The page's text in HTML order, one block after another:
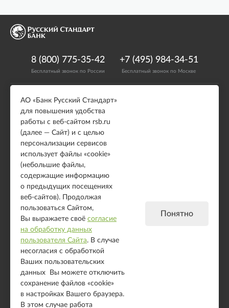
8 (800) 775-35-42
Бесплатный звонок по России
+7 (495) 984-34-51
Бесплатный звонок по Москве
Возможности
Модули для CMS
Выставление счета
HTML форма
IFRAME форма
JSON API
Полезное
Примеры использования
Холдирование средств
Демо-версия
© АО «Банк Русский Стандарт». Универсальная лицензия Банка России № 2289
выдана бессрочно 04 сентября 2024 года.
АО «Банк Русский Стандарт» для повышения удобства работы с веб-сайтом
business.rsb.ru (далее — Сайт) и с целью персонализации сервисов использует
файлы «cookie» (небольшие файлы, содержащие информацию о предыдущих
АО «Банк Русский Стандарт»
для повышения удобства
работы с веб-сайтом rsb.ru
(далее — Сайт) и с целью
персонализации сервисов
использует файлы «cookie»
(небольшие файлы,
содержащие информацию
о предыдущих посещениях
веб-сайтов). Продолжая
пользоваться Сайтом,
Вы выражаете своё согласие
на обработку данных
пользователя Сайта. В случае
несогласия с обработкой
Ваших пользовательских
данных Вы можете отключить
сохранение файлов «cookie»
в настройках Вашего браузера.
В этом случае работа
Понятно